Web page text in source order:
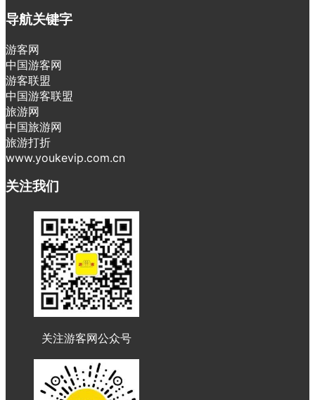
导航关键字
游客网
中国游客网
游客联盟
中国游客联盟
旅游网
中国旅游网
旅游打折
www.youkevip.com.cn
关注我们
关注游客网公众号